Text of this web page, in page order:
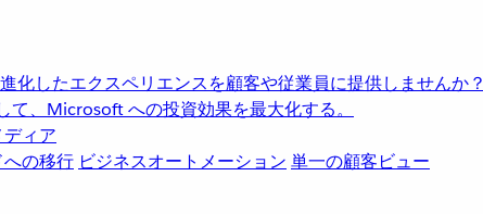
化したエクスペリエンスを顧客や従業員に提供しませんか？
、Microsoft への投資効果を最大化する。
ィア
への移行 ビジネスオートメーション 単一の顧客ビュー